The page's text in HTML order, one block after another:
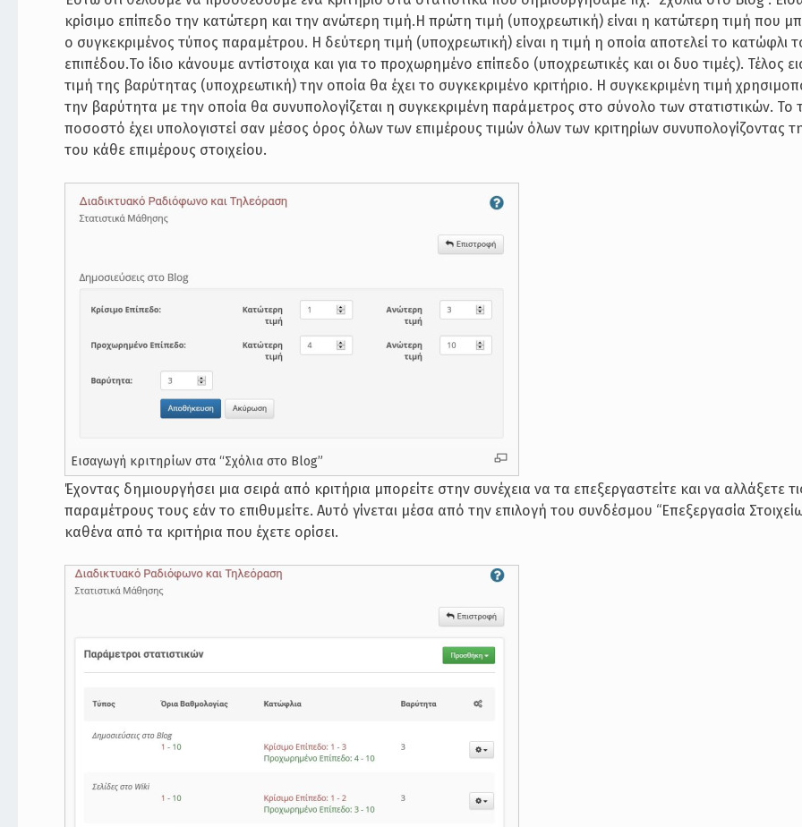
κρίσιμο επίπεδο την κατώτερη και την ανώτερη τιμή.Η πρώτη τιμή (υποχρεωτική) είναι η κατώτερη τιμή που
ο συγκεκριμένος τύπος παραμέτρου. Η δεύτερη τιμή (υποχρεωτική) είναι η τιμή η οποία αποτελεί το κατώφλι
επιπέδου.Το ίδιο κάνουμε αντίστοιχα και για το προχωρημένο επίπεδο (υποχρεωτικές και οι δυο τιμές). Τέλος
τιμή της βαρύτητας (υποχρεωτική) την οποία θα έχει το συγκεκριμένο κριτήριο. Η συγκεκριμένη τιμή
την βαρύτητα με την οποία θα συνυπολογίζεται η συγκεκριμένη παράμετρος στο σύνολο των στατιστικών. Το
ποσοστό έχει υπολογιστεί σαν μέσος όρος όλων των επιμέρους τιμών όλων των κριτηρίων συνυπολογίζοντας
του κάθε επιμέρους στοιχείου.
Εισαγωγή κριτηρίων στα “Σχόλια στο Blog”
Έχοντας δημιουργήσει μια σειρά από κριτήρια μπορείτε στην συνέχεια να τα επεξεργαστείτε και να αλλάξετε
παραμέτρους τους εάν το επιθυμείτε. Αυτό γίνεται μέσα από την επιλογή του συνδέσμου “Επεξεργασία
καθένα από τα κριτήρια που έχετε ορίσει.